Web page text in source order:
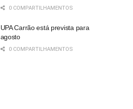
0 COMPARTILHAMENTOS
UPA Carrão está prevista para
agosto
0 COMPARTILHAMENTOS